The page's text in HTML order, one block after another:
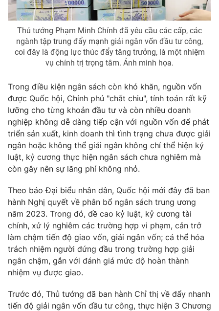
Giấy phép hoạt động báo in và báo điện tử số 483/GP-BTTTT
cấp ngày 29/12/2023
Tổng Biên tập:Vũ Thanh Thủy
Phó Tổng Biên tập:Nguyễn Thị Mỹ Hạnh, Phạm Quốc Thắng,
Nguyễn Trọng Ninh
Tổng đài VTV: 024.38 355 931 - 024.38 355 932
Email:toasoan@vtv.vn
Liên hệ quảng cáo: 024-7300.7108
® Cấm sao chép dưới mọi hình thức nếu không có sự chấp
thuận bằng văn bản. Ghi rõ nguồn VTV.vn khi phát hành lại
thông tin từ website này.
Thủ tướng Phạm Minh Chính đã yêu cầu các cấp, các
ngành tập trung đẩy mạnh giải ngân vốn đầu tư công,
coi đây là động lực thúc đẩy tăng trưởng, là một nhiệm
vụ chính trị trọng tâm. Ảnh minh họa.
Trong điều kiện ngân sách còn khó khăn, nguồn vốn
được Quốc hội, Chính phủ "chắt chiu", tính toán rất kỹ
lưỡng cho từng khoản đầu tư và còn nhiều doanh
nghiệp không dễ dàng tiếp cận với nguồn vốn để phát
triển sản xuất, kinh doanh thì tình trạng chưa được giải
ngân hoặc không thể giải ngân không chỉ thể hiện kỷ
luật, kỷ cương thực hiện ngân sách chưa nghiêm mà
còn gây nên sự lãng phí không nhỏ.
Theo báo Đại biểu nhân dân, Quốc hội mới đây đã ban
hành Nghị quyết về phân bổ ngân sách trung ương
năm 2023. Trong đó, đề cao kỷ luật, kỷ cương tài
chính, xử lý nghiêm các trường hợp vi phạm, cản trở
làm chậm tiến độ giao vốn, giải ngân vốn; cá thể hóa
trách nhiệm người đứng đầu trong trường hợp giải
ngân chậm, gắn với đánh giá mức độ hoàn thành
nhiệm vụ được giao.
Trước đó, Thủ tướng đã ban hành Chỉ thị về đẩy nhanh
tiến độ giải ngân vốn đầu tư công, thực hiện 3 Chương